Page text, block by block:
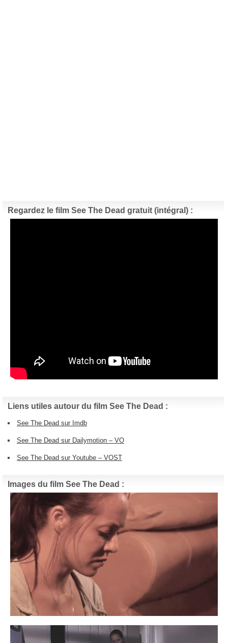
Regardez le film See The Dead gratuit (intégral) :
Liens utiles autour du film See The Dead :
See The Dead sur Imdb
See The Dead sur Dailymotion – VO
See The Dead sur Youtube – VOST
Images du film See The Dead :